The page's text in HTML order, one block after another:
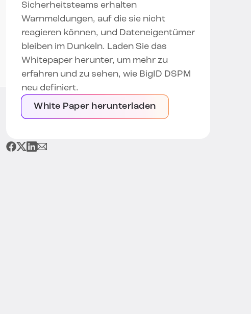
Sicherheitsteams erhalten
Warnmeldungen, auf die sie nicht
reagieren können, und Dateneigentümer
bleiben im Dunkeln. Laden Sie das
Whitepaper herunter, um mehr zu
erfahren und zu sehen, wie BigID DSPM
neu definiert.
White Paper herunterladen